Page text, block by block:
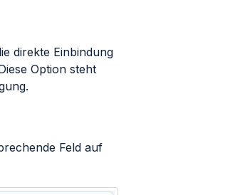
direkte Einbindung
Option steht
Feld auf